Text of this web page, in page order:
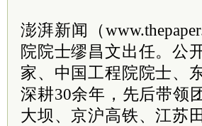
澎湃新闻（
院院士缪昌文出任。公
家、中国工程院院士、
深耕30余年，先后带领
大坝、京沪高铁、江苏